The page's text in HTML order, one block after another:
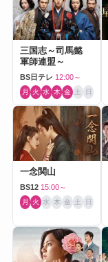
三国志～司馬懿
軍師連盟～
BS日テレ 12:00～
月 火 水 木 金 土 日
一念関山
BS12 15:00～
月 火 水 木 金 土 日